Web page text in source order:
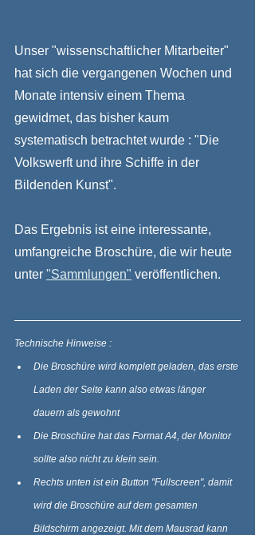
Unser "wissenschaftlicher Mitarbeiter"
hat sich die vergangenen Wochen und
Monate intensiv einem Thema
gewidmet, das bisher kaum
systematisch betrachtet wurde : "Die
Volkswerft und ihre Schiffe in der
Bildenden Kunst".
Das Ergebnis ist eine interessante,
umfangreiche Broschüre, die wir heute
unter "Sammlungen" veröffentlichen.
Technische Hinweise :
Die Broschüre wird komplett geladen, das erste
Laden der Seite kann also etwas länger
dauern als gewohnt
Die Broschüre hat das Format A4, der Monitor
sollte also nicht zu klein sein.
Rechts unten ist ein Button "Fullscreen", damit
wird die Broschüre auf dem gesamten
Bildschirm angezeigt. Mit dem Mausrad kann